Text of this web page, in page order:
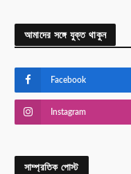
আমাদের সঙ্গে যুক্ত থাকুন
Facebook
Instagram
সাম্প্রতিক পোস্ট